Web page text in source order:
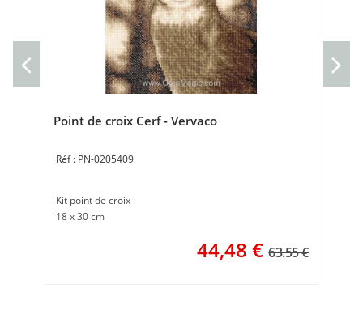
Point de croix Cerf - Vervaco
PN-0205409
Kit point de croix
18 x 30 cm
44,48 € 63.55 €